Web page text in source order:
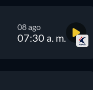
08 ago
07:30 a. m.